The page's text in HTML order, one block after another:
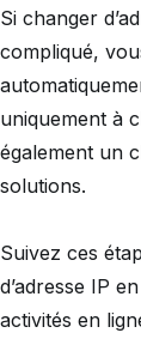
Si changer
compliqué,
uniquement à
également un
solutions.
Suivez ces
d’adresse IP
activités en